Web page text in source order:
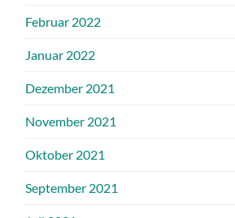
Februar 2022
Januar 2022
Dezember 2021
November 2021
Oktober 2021
September 2021